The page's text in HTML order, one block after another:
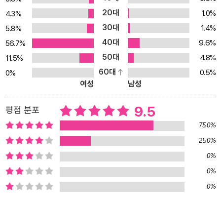
매, 늘 맛있는 간식을 챙겨 주시는 양 할머니와 옥탑방에 살면서 낡은
집을 관리하는 비밀스러운 서씨 할아버지, 그리고 겉모습은 힘없는
할머니로 보이지만 깊이 있는 지혜와 통찰이 담긴 이야기를 하는 정
인후 교수를 만날 수 있는 것도 담이가 그 집을 좋아하는 이유이다. 그
런데 집에는 어떤 비밀이 숨겨져 있었다. 10년 만에 열린 여름 모임에
서 집의 비밀은 점점 드러나게 된다. 담이는 정 교수의 마지막 작품이
그 비밀과 관련이 있다는 것을 알아차린다. 마지막 작품은 람이라는
사람과 달팽이 핑이 신기한 열쇠로 문을 열고 벽을 넘어가는 이야기.
담이와 유주와 유원은 함께 힘을 모아서 정 교수와 집을 지키기 위해
모험을 시작한다. 정 교수를 집 밖으로 내쫓고 그 집을 이용해 야망을
이루려는 사람들에게 당당히 맞서기 위해. 말과 진실을 둘러싸고 펼
쳐지는 공감 백배 미스터리 판타지 언제나 어긋나는 말로 마침내 진
실에 가닿으려면 작가는 작품 속 현실에서 어려움을 겪는 담이의 마
음을 세밀하게 묘사하면서, 동시에 신비로운 집에 얽힌 판타지 세계
4.3%
20대
1.0%
5.8%
30대
1.4%
56.7%
40대
9.6%
11.5%
50대
4.8%
0%
60대
0.5%
여성
남성
평점 분포 9.5
75.0%
25.0%
0%
0%
0%